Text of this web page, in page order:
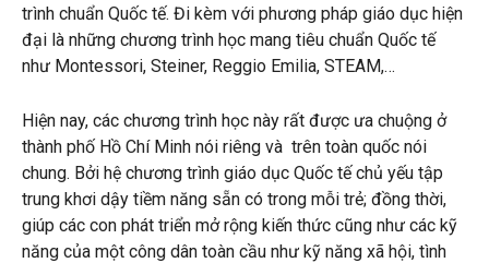
trình chuẩn Quốc tế. Đi kèm với phương pháp giáo dục hiện
đại là những chương trình học mang tiêu chuẩn Quốc tế
như Montessori, Steiner, Reggio Emilia, STEAM,…
Hiện nay, các chương trình học này rất được ưa chuộng ở
thành phố Hồ Chí Minh nói riêng và trên toàn quốc nói
chung. Bởi hệ chương trình giáo dục Quốc tế chủ yếu tập
trung khơi dậy tiềm năng sẵn có trong mỗi trẻ; đồng thời,
giúp các con phát triển mở rộng kiến thức cũng như các kỹ
năng của một công dân toàn cầu như kỹ năng xã hội, tình